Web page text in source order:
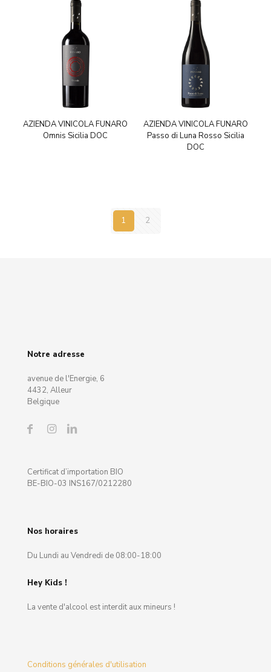
AZIENDA VINICOLA FUNARO
Omnis Sicilia DOC
AZIENDA VINICOLA FUNARO
Passo di Luna Rosso Sicilia
DOC
1 2
Notre adresse
avenue de l'Energie, 6
4432, Alleur
Belgique
Certificat d’importation BIO
BE-BIO-03 INS167/0212280
Nos horaires
Du Lundi au Vendredi de 08:00-18:00
Hey Kids !
La vente d'alcool est interdit aux mineurs !
Conditions générales d'utilisation